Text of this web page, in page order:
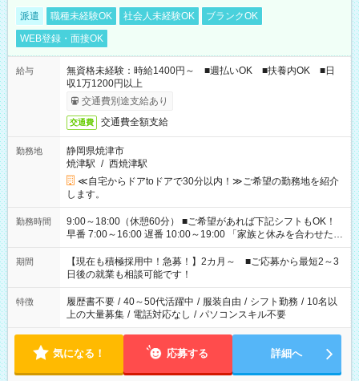
派遣 職種未経験OK 社会人未経験OK
ブランクOK
WEB登録・面接OK
給与
無資格未経験：時給1400円～ ■週払いOK ■扶養内OK ■日
収1万1200円以上
交通費別途支給あり
交通費 交通費全額支給
勤務地
静岡県焼津市
焼津駅 / 西焼津駅
≪自宅からドアtoドアで30分以内！≫ご希望の勤務地を紹介
します。
勤務時間
9:00～18:00（休憩60分） ■ご希望があれば下記シフトもOK！
早番 7:00～16:00 遅番 10:00～19:00 「家族と休みを合わせた
い」 「余裕を持って夕飯の準備がしたい」 「できれば残業はし
たくない」 など、ご希望を教えてくださいね。 ※Wワーク希望
の方へ 今ご覧のお仕事で希望する勤務時間と、もう1つのお仕事
の勤務時間。 合計で週40時間を超える場合は応募できません。
期間
【現在も積極採用中！急募！】2カ月～ ■ご応募から最短2～3
日後の就業も相談可能です！
特徴 履歴書不要 / 40～50代活躍中 / 服装自由 / シフト勤務 / 10名以
上の大量募集 / 電話対応なし / パソコンスキル不要
気になる！ 応募する 詳細へ